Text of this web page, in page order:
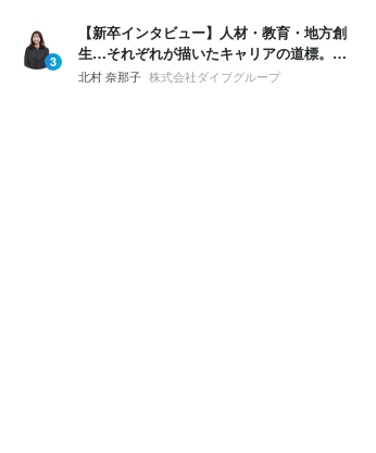
3
【新卒インタビュー】人材・教育・地方創
生…それぞれが描いたキャリアの道標。僕
たちが「ダイブ」を選んだ理由
北村 奈那子 株式会社ダイブグループ